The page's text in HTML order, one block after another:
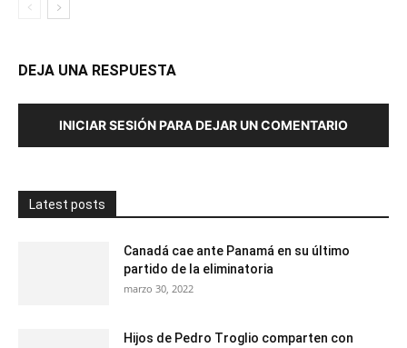
DEJA UNA RESPUESTA
INICIAR SESIÓN PARA DEJAR UN COMENTARIO
Latest posts
Canadá cae ante Panamá en su último
partido de la eliminatoria
marzo 30, 2022
Hijos de Pedro Troglio comparten con